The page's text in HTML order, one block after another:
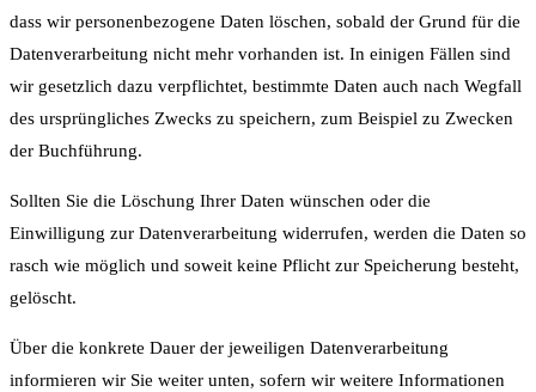
dass wir personenbezogene Daten löschen, sobald der Grund für die
Datenverarbeitung nicht mehr vorhanden ist. In einigen Fällen sind
wir gesetzlich dazu verpflichtet, bestimmte Daten auch nach Wegfall
des ursprüngliches Zwecks zu speichern, zum Beispiel zu Zwecken
der Buchführung.
Sollten Sie die Löschung Ihrer Daten wünschen oder die
Einwilligung zur Datenverarbeitung widerrufen, werden die Daten so
rasch wie möglich und soweit keine Pflicht zur Speicherung besteht,
gelöscht.
Über die konkrete Dauer der jeweiligen Datenverarbeitung
informieren wir Sie weiter unten, sofern wir weitere Informationen